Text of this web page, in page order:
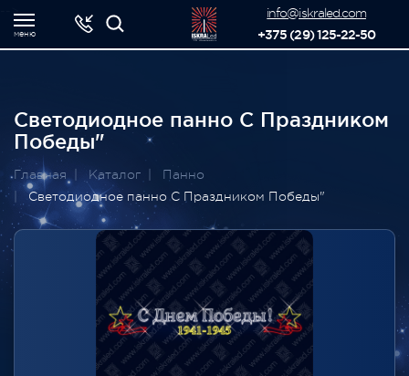
-->
меню
info@iskraled.com
+375 (29) 125-22-50
Светодиодное панно С Праздником
Победы"
Главная Каталог
Панно
Светодиодное панно С Праздником Победы"